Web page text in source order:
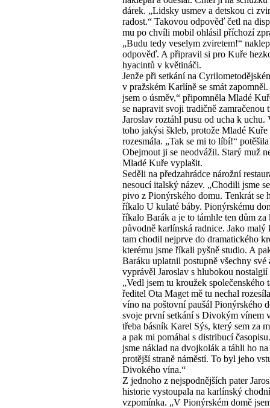
dárek. „Lidsky usmev a detskou ci
radost.“ Takovou odpověď četl na
mu po chvíli mobil ohlásil příchozí
„Budu tedy veselym zviretem!“
odpověď. A připravil si pro Kuře
hyacintů v květináči.
Jenže při setkání na
v pražském Karlíně se smát
jsem o úsměv,“ připomněla Mladé
se napravit svoji tradičně zamračenou
Jaroslav roztáhl pusu od ucha k uchu.
toho jakýsi škleb, protože Mladé Kuře
rozesmála. „Tak se mi to líbí!“
Obejmout ji se neodvážil. Starý muž
Mladé Kuře vyplašit.
Seděli na předzahrádce nárožní
nesoucí italský název. „Chodili jsme
pivo z Pionýrského domu. Tenkrát se
říkalo U kulaté báby. Pionýrskému
říkalo Barák a je to támhle ten dům za
původně karlínská radnice. Jako malý
tam chodil nejprve do dramatického
kterému jsme říkali pyšně studio. A
Baráku uplatnil postupně všechny své
vyprávěl Jaroslav s hlubokou nostalgií
„Vedl jsem tu kroužek společenského
ředitel Ota Maget mě tu nechal
víno na poštovní paušál Pionýrského
svoje první setkání s Divokým vínem
třeba básník Karel Sýs, který sem za
a pak mi pomáhal s distribucí
jsme náklad na dvojkolák a táhli ho na
protější straně náměstí. To byl jeho
Divokého vína.“
Z jednoho z nejspodnějších pater
historie vystoupala na karlínský
vzpomínka. „V Pionýrském domě